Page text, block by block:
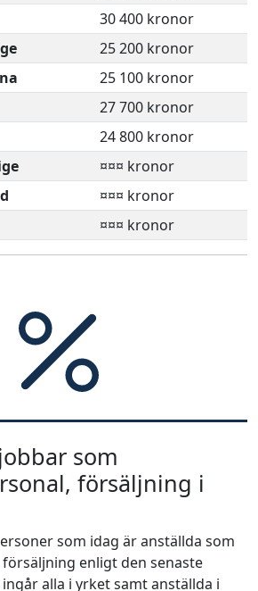
30 400 kronor
25 200 kronor
25 100 kronor
27 700 kronor
24 800 kronor
¤¤¤ kronor
¤¤¤ kronor
¤¤¤ kronor
som
försäljning i
som idag är anställda som
enligt den senaste
alla i yrket samt anställda i